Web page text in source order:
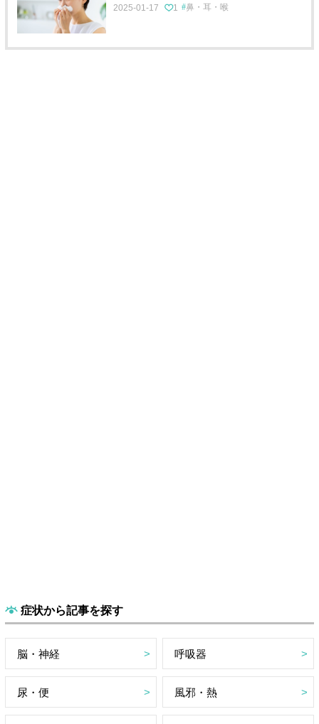
2025-01-17
1 鼻・耳・喉
症状から記事を探す
脳・神経 呼吸器
尿・便 風邪・熱